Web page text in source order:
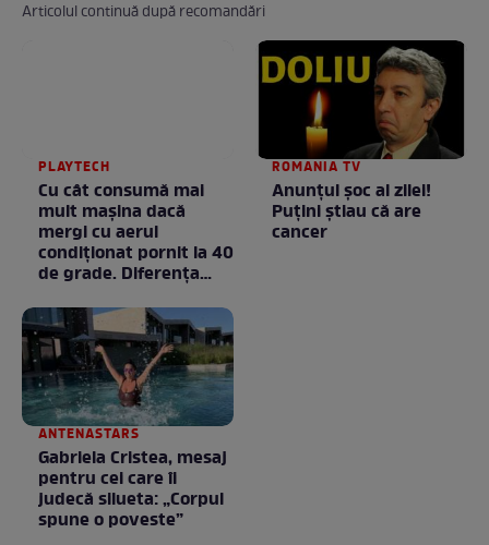
Articolul continuă după recomandări
PLAYTECH
Cu cât consumă mai
mult mașina dacă
mergi cu aerul
condiționat pornit la 40
de grade. Diferența
decât crezi
ROMANIA TV
Anunţul şoc al zilei!
Puţini ştiau că are
cancer
ANTENASTARS
Gabriela Cristea, mesaj
pentru cei care îi
judecă silueta: „Corpul
spune o poveste”